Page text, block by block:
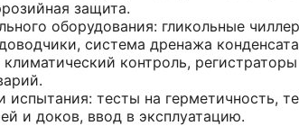
защита.
оборудования: гликольные
система дренажа
контроль,
испытания: тесты на герметичность,
и доков, ввод в эксплуатацию.